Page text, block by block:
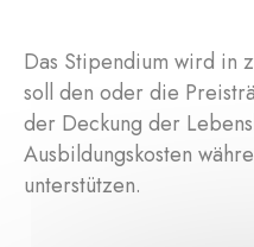
Das Stipendium wird in
soll den oder die
der Deckung der
Ausbildungskosten
unterstützen.